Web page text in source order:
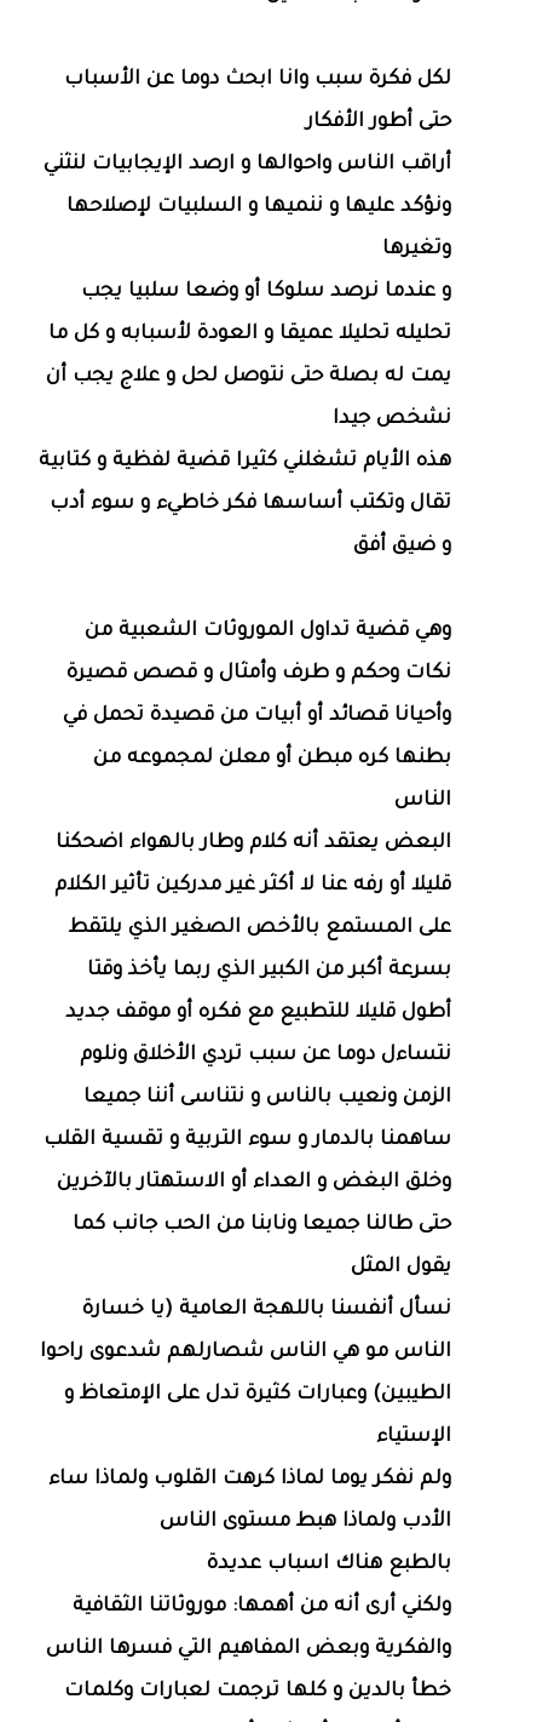
لكل فكرة سبب وانا ابحث دوما عن الأسباب
حتى أطور الأفكار
أراقب الناس واحوالها و ارصد الإيجابيات لنثني
ونؤكد عليها و ننميها و السلبيات لإصلاحها
وتغيرها
و عندما نرصد سلوكا أو وضعا سلبيا يجب
تحليله تحليلا عميقا و العودة لأسبابه و كل ما
يمت له بصلة حتى نتوصل لحل و علاج يجب أن
نشخص جيدا
هذه الأيام تشغلني كثيرا قضية لفظية و كتابية
تقال وتكتب أساسها فكر خاطيء و سوء أدب
و ضيق أفق
وهي قضية تداول الموروثات الشعبية من
نكات وحكم و طرف وأمثال و قصص قصيرة
وأحيانا قصائد أو أبيات من قصيدة تحمل في
بطنها كره مبطن أو معلن لمجموعه من
الناس
البعض يعتقد أنه كلام وطار بالهواء اضحكنا
قليلا أو رفه عنا لا أكثر غير مدركين تأثير الكلام
على المستمع بالأخص الصغير الذي يلتقط
بسرعة أكبر من الكبير الذي ربما يأخذ وقتا
أطول قليلا للتطبيع مع فكره أو موقف جديد
نتساءل دوما عن سبب تردي الأخلاق ونلوم
الزمن ونعيب بالناس و نتناسى أننا جميعا
ساهمنا بالدمار و سوء التربية و تقسية القلب
وخلق البغض و العداء أو الاستهتار بالآخرين
حتى طالنا جميعا ونابنا من الحب جانب كما
يقول المثل
نسأل أنفسنا باللهجة العامية (يا خسارة
الناس مو هي الناس شصارلهم شدعوى راحوا
الطيبين) وعبارات كثيرة تدل على الإمتعاظ و
الإستياء
ولم نفكر يوما لماذا كرهت القلوب ولماذا ساء
الأدب ولماذا هبط مستوى الناس
بالطبع هناك اسباب عديدة
ولكني أرى أنه من أهمها: موروثاتنا الثقافية
والفكرية وبعض المفاهيم التي فسرها الناس
خطأ بالدين و كلها ترجمت لعبارات وكلمات